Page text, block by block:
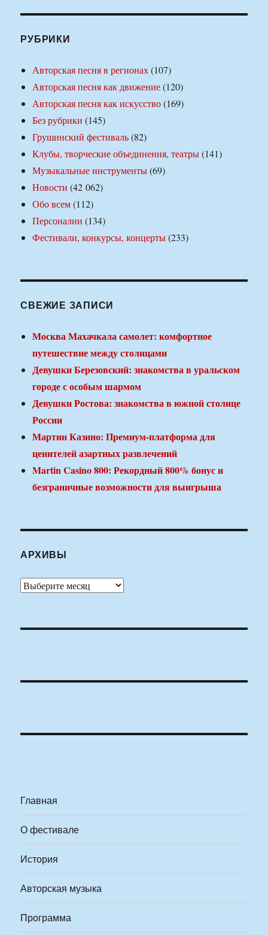
РУБРИКИ
Авторская песня в регионах(107)
Авторская песня как движение(120)
Авторская песня как искусство(169)
Без рубрики (145)
Грушинский фестиваль(82)
Клубы, творческие объединения, театры(141)
Музыкальные инструменты(69)
Новости (42 062)
Обо всем(112)
Персоналии (134)
Фестивали, конкурсы, концерты(233)
СВЕЖИЕ ЗАПИСИ
Москва Махачкала самолет: комфортное
путешествие между столицами
Девушки Березовский: знакомства в уральском
городе с особым шармом
Девушки Ростова: знакомства в южной столице
России
Мартин Казино: Премиум-платформа для
ценителей азартных развлечений
Martin Casino 800: Рекордный 800% бонус и
безграничные возможности для выигрыша
АРХИВЫ
Архивы
Главная
О фестивале
История
Авторская музыка
Программа